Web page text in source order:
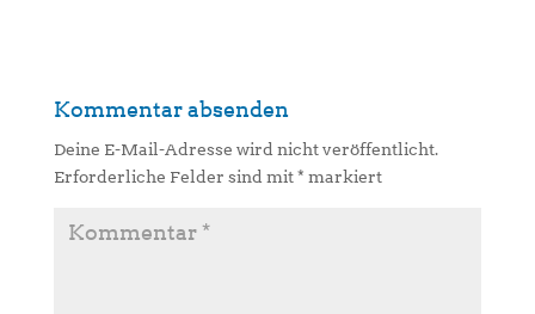
Kommentar absenden
Deine E-Mail-Adresse wird nicht veröffentlicht.
Erforderliche Felder sind mit* markiert